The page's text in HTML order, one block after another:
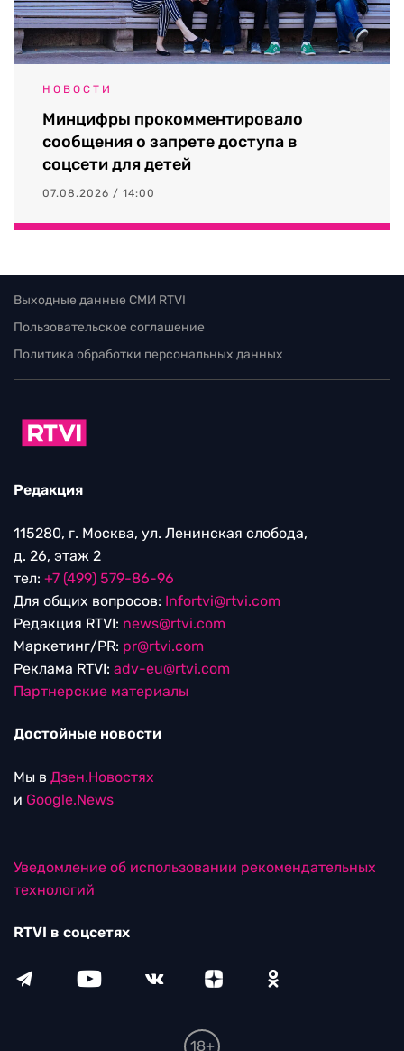
НОВОСТИ
Минцифры прокомментировало
сообщения о запрете доступа в
соцсети для детей
07.08.2026 / 14:00
Выходные данные СМИ RTVI
Пользовательское соглашение
Политика обработки персональных данных
Редакция
115280, г. Москва, ул. Ленинская слобода,
д. 26, этаж 2
тел: +7 (499) 579-86-96
Для общих вопросов: Infortvi@rtvi.com
Редакция RTVI: news@rtvi.com
Маркетинг/PR: pr@rtvi.com
Реклама RTVI: adv-eu@rtvi.com
Партнерские материалы
Достойные новости
Мы в Дзен.Новостях
и Google.News
Уведомление об использовании рекомендательных
технологий
RTVI в соцсетях
18+